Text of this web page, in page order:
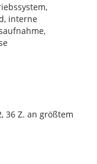
interne
36 Z. an größtem